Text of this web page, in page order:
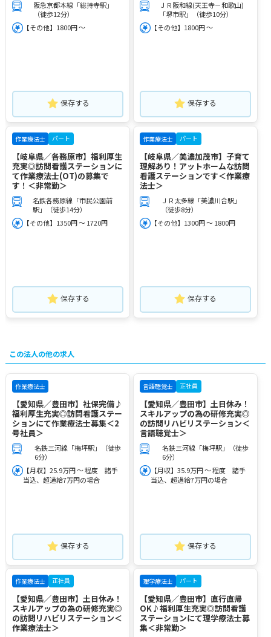
阪急京都本線「総持寺駅」
（徒歩12分）
【その他】1800円 ～
保存する
ＪＲ阪和線(天王寺－和歌山)
「堺市駅」（徒歩10分）
【その他】1800円 ～
保存する
作業療法士 パート
【岐阜県／各務原市】福利厚生
充実◎訪問看護ステーションに
て作業療法士(OT)の募集で
す！＜非常勤＞
名鉄各務原線「市民公園前
駅」（徒歩14分）
【その他】1350円 ～ 1720円
保存する
作業療法士 パート
【岐阜県／美濃加茂市】子育て
理解あり！アットホームな訪問
看護ステーションです＜作業療
法士＞
ＪＲ太多線「美濃川合駅」
（徒歩8分）
【その他】1300円 ～ 1800円
保存する
この法人の他の求人
作業療法士
【愛知県／豊田市】社保完備♪
福利厚生充実◎訪問看護ステー
ションにて作業療法士募集＜2
号社員＞
名鉄三河線「梅坪駅」（徒歩
6分）
【月収】25.9万円 ～ 程度 諸手
当込、超過給7万円の場合
保存する
言語聴覚士 正社員
【愛知県／豊田市】土日休み！
スキルアップの為の研修充実◎
の訪問リハビリステーション＜
言語聴覚士＞
名鉄三河線「梅坪駅」（徒歩
6分）
【月収】35.9万円 ～ 程度 諸手
当込、超過給7万円の場合
保存する
作業療法士 正社員
【愛知県／豊田市】土日休み！
スキルアップの為の研修充実◎
の訪問リハビリステーション＜
作業療法士＞
理学療法士 パート
【愛知県／豊田市】直行直帰
OK♪福利厚生充実◎訪問看護
ステーションにて理学療法士募
集＜非常勤＞